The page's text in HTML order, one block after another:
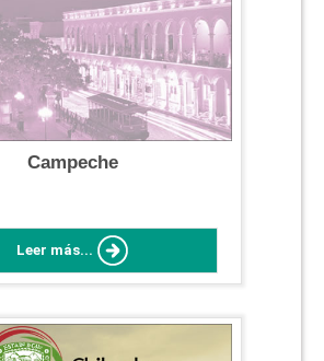
Campeche
Leer más...